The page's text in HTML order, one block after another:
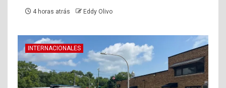
4 horas atrás Eddy Olivo
INTERNACIONALES